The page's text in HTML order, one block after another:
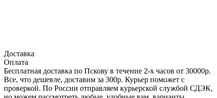
Доставка
Оплата
Бесплатная доставка по Пскову в течение 2-х часов от 30000р.
Все, что дешевле, доставим за 300р. Курьер поможет с
проверкой. По России отправляем курьерской службой СДЭК,